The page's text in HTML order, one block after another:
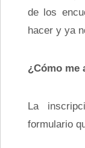
de los
hacer y ya
¿Cómo me
La
formulario